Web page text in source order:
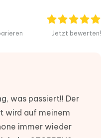
Jetzt bewerten!
was passiert!! Der
wird auf meinem
immer wieder